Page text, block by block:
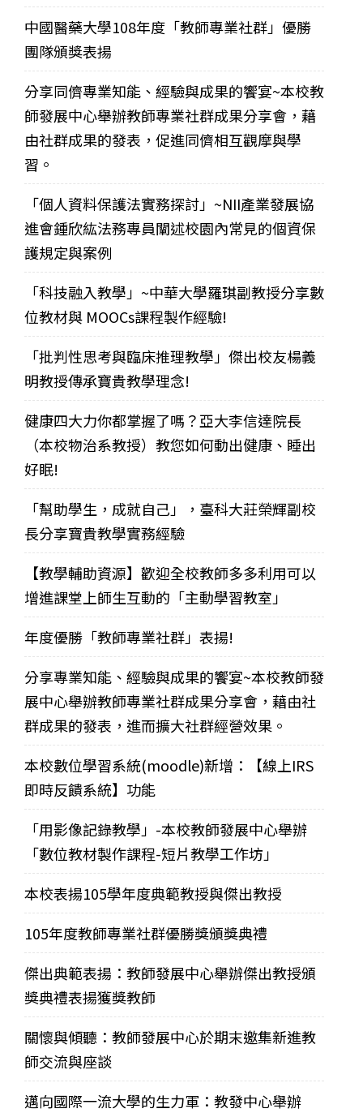
中國醫藥大學108年度「教師專業社群」優勝
團隊頒獎表揚
分享同儕專業知能、經驗與成果的饗宴~本校教
師發展中心舉辦教師專業社群成果分享會，藉
由社群成果的發表，促進同儕相互觀摩與學
習。
「個人資料保護法實務探討」~NII產業發展協
進會鍾欣紘法務專員闡述校園內常見的個資保
護規定與案例
「科技融入教學」~中華大學羅琪副教授分享數
位教材與 MOOCs課程製作經驗!
「批判性思考與臨床推理教學」傑出校友楊義
明教授傳承寶貴教學理念!
健康四大力你都掌握了嗎？亞大李信達院長
（本校物治系教授）教您如何動出健康、睡出
好眠!
「幫助學生，成就自己」，臺科大莊榮輝副校
長分享寶貴教學實務經驗
【教學輔助資源】歡迎全校教師多多利用可以
增進課堂上師生互動的「主動學習教室」
年度優勝「教師專業社群」表揚!
分享專業知能、經驗與成果的饗宴~本校教師發
展中心舉辦教師專業社群成果分享會，藉由社
群成果的發表，進而擴大社群經營效果。
本校數位學習系統(moodle)新增：【線上IRS
即時反饋系統】功能
「用影像記錄教學」-本校教師發展中心舉辦
「數位教材製作課程-短片教學工作坊」
本校表揚105學年度典範教授與傑出教授
105年度教師專業社群優勝獎頒獎典禮
傑出典範表揚：教師發展中心舉辦傑出教授頒
獎典禮表揚獲獎教師
關懷與傾聽：教師發展中心於期末邀集新進教
師交流與座談
邁向國際一流大學的生力軍：教發中心舉辦